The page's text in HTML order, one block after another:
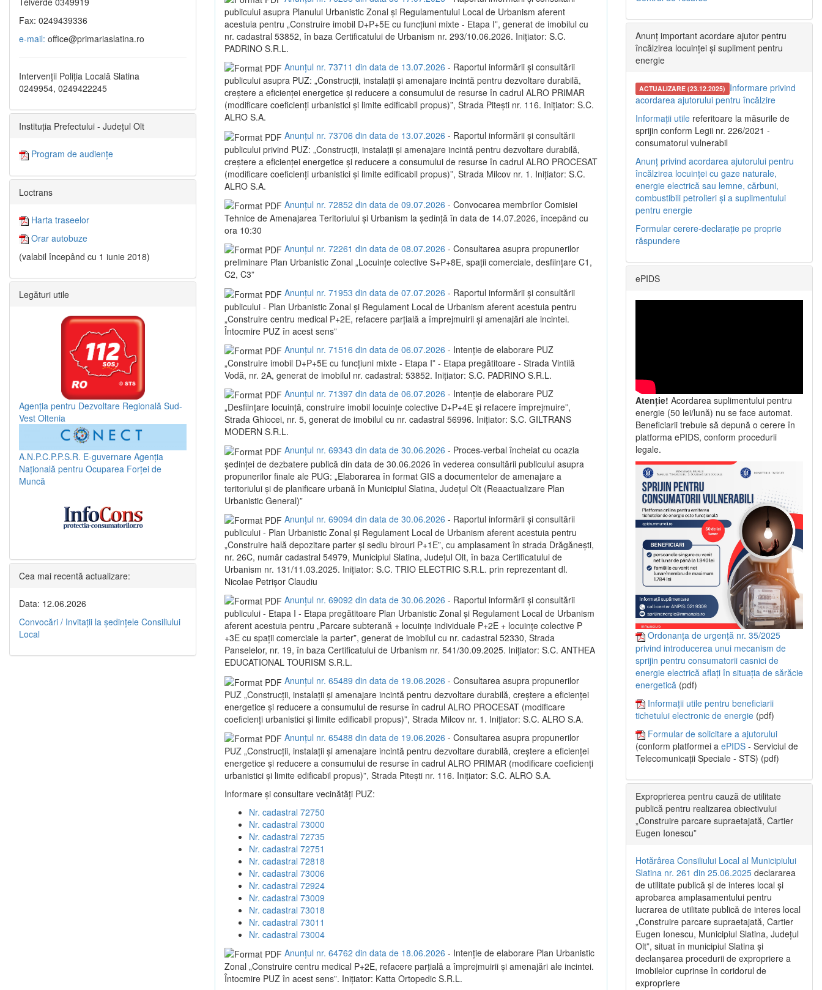
publicului asupra Planului Urbanistic Zonal și Regulamentului Local de Urbanism aferent
acestuia pentru „Construire imobil D+P+5E cu funcțiuni mixte - Etapa I”, generat de imobilul cu
nr. cadastral 53852, în baza Certificatului de Urbanism nr. 293/10.06.2026. Inițiator: S.C.
PADRINO S.R.L.
Anunțul nr. 73711 din data de 13.07.2026 - Raportul informării și consultării
publicului asupra PUZ: „Construcții, instalații și amenajare incintă pentru dezvoltare durabilă,
creștere a eficienței energetice și reducere a consumului de resurse în cadrul ALRO PRIMAR
(modificare coeficienți urbanistici și limite edificabil propus)”, Strada Pitești nr. 116. Inițiator: S.C.
ALRO S.A.
Anunțul nr. 73706 din data de 13.07.2026 - Raportul informării și consultării
publicului privind PUZ: „Construcții, instalații și amenajare incintă pentru dezvoltare durabilă,
creștere a eficienței energetice și reducere a consumului de resurse în cadrul ALRO PROCESAT
(modificare coeficienți urbanistici și limite edificabil propus)”, Strada Milcov nr. 1. Inițiator: S.C.
ALRO S.A.
Anunțul nr. 72852 din data de 09.07.2026 - Convocarea membrilor Comisiei
Tehnice de Amenajarea Teritoriului și Urbanism la ședință în data de 14.07.2026, începând cu
ora 10:30
Anunțul nr. 72261 din data de 08.07.2026 - Consultarea asupra propunerilor
preliminare Plan Urbanistic Zonal „Locuințe colective S+P+8E, spații comerciale, desființare C1,
C2, C3”
Anunțul nr. 71953 din data de 07.07.2026 - Raportul informării și consultării
publicului - Plan Urbanistic Zonal și Regulament Local de Urbanism aferent acestuia pentru
„Construire centru medical P+2E, refacere parțială a împrejmuirii și amenajări ale incintei.
Întocmire PUZ în acest sens”
Anunțul nr. 71516 din data de 06.07.2026 - Intenție de elaborare PUZ
„Construire imobil D+P+5E cu funcțiuni mixte - Etapa I” - Etapa pregătitoare - Strada Vintilă
Vodă, nr. 2A, generat de imobilul nr. cadastral: 53852. Inițiator: S.C. PADRINO S.R.L.
Anunțul nr. 71397 din data de 06.07.2026 - Intenție de elaborare PUZ
„Desființare locuință, construire imobil locuințe colective D+P+4E și refacere împrejmuire”,
Strada Ghiocei, nr. 5, generat de imobilul cu nr. cadastral 56996. Inițiator: S.C. GILTRANS
MODERN S.R.L.
Anunțul nr. 69343 din data de 30.06.2026 - Proces-verbal încheiat cu ocazia
ședinței de dezbatere publică din data de 30.06.2026 în vederea consultării publicului asupra
propunerilor finale ale PUG: „Elaborarea în format GIS a documentelor de amenajare a
teritoriului și de planificare urbană în Municipiul Slatina, Județul Olt (Reaactualizare Plan
Urbanistic General)”
Anunțul nr. 69094 din data de 30.06.2026 - Raportul informării și consultării
publicului - Plan Urbanistic Zonal și Regulament Local de Urbanism aferent acestuia pentru
„Construire hală depozitare parter și sediu birouri P+1E”, cu amplasament în strada Drăgănești,
nr. 26C, număr cadastral 54979, Municipiul Slatina, Județul Olt, în baza Certificatului de
Urbanism nr. 131/11.03.2025. Inițiator: S.C. TRIO ELECTRIC S.R.L. prin reprezentant dl.
Nicolae Petrișor Claudiu
Anunțul nr. 69092 din data de 30.06.2026 - Raportul informării și consultării
publicului - Etapa I - Etapa pregătitoare Plan Urbanistic Zonal și Regulament Local de Urbanism
aferent acestuia pentru „Parcare subterană + locuințe individuale P+2E + locuințe colective P
+3E cu spații comerciale la parter”, generat de imobilul cu nr. cadastral 52330, Strada
Panselelor, nr. 19, în baza Certificatului de Urbanism nr. 541/30.09.2025. Inițiator: S.C. ANTHEA
EDUCATIONAL TOURISM S.R.L.
Anunțul nr. 65489 din data de 19.06.2026 - Consultarea asupra propunerilor
PUZ „Construcții, instalații și amenajare incintă pentru dezvoltare durabilă, creștere a eficienței
energetice și reducere a consumului de resurse în cadrul ALRO PROCESAT (modificare
coeficienți urbanistici și limite edificabil propus)”, Strada Milcov nr. 1. Inițiator: S.C. ALRO S.A.
Anunțul nr. 65488 din data de 19.06.2026 - Consultarea asupra propunerilor
PUZ „Construcții, instalații și amenajare incintă pentru dezvoltare durabilă, creștere a eficienței
energetice și reducere a consumului de resurse în cadrul ALRO PRIMAR (modificare coeficienți
urbanistici și limite edificabil propus)”, Strada Pitești nr. 116. Inițiator: S.C. ALRO S.A.
Informare și consultare vecinătăți PUZ:
Nr. cadastral 72750
Nr. cadastral 73000
Nr. cadastral 72735
Nr. cadastral 72751
Nr. cadastral 72818
Nr. cadastral 73006
Nr. cadastral 72924
Nr. cadastral 73009
Nr. cadastral 73018
Nr. cadastral 73011
Nr. cadastral 73004
Anunțul nr. 64762 din data de 18.06.2026 - Intenție de elaborare Plan Urbanistic
Zonal „Construire centru medical P+2E, refacere parțială a împrejmuirii și amenajări ale incintei.
Întocmire PUZ în acest sens”. Inițiator: Katta Ortopedic S.R.L.
Fax: 0249439336
e-mail: office@primariaslatina.ro
Intervenții Poliția Locală Slatina
0249954, 0249422245
Instituția Prefectului - Județul Olt
Program de audiențe
Loctrans
Harta traseelor
Orar autobuze
(valabil începând cu 1 iunie 2018)
Legături utile
Agenția pentru Dezvoltare Regională Sud-
Vest Oltenia
A.N.P.C.P.P.S.R. E-guvernare Agenția
Națională pentru Ocuparea Forței de
Muncă
Cea mai recentă actualizare:
Data: 12.06.2026
Convocări / Invitaţii la şedinţele Consiliului
Local
Anunț important acordare ajutor pentru
încălzirea locuinței și supliment pentru
energie
ACTUALIZARE (23.12.2025) Informare privind
acordarea ajutorului pentru încălzire
Informații utile referitoare la măsurile de
sprijin conform Legii nr. 226/2021 -
consumatorul vulnerabil
Anunț privind acordarea ajutorului pentru
încălzirea locuinței cu gaze naturale,
energie electrică sau lemne, cărbuni,
combustibili petrolieri și a suplimentului
pentru energie
Formular cerere-declarație pe proprie
răspundere
ePIDS
Atenție! Acordarea suplimentului pentru
energie (50 lei/lună) nu se face automat.
Beneficiarii trebuie să depună o cerere în
platforma ePIDS, conform procedurii
legale.
Ordonanța de urgență nr. 35/2025
privind introducerea unui mecanism de
sprijin pentru consumatorii casnici de
energie electrică aflați în situația de sărăcie
energetică (pdf)
Informații utile pentru beneficiarii
tichetului electronic de energie (pdf)
Formular de solicitare a ajutorului
(conform platformei a ePIDS - Serviciul de
Telecomunicații Speciale - STS) (pdf)
Exproprierea pentru cauză de utilitate
publică pentru realizarea obiectivului
„Construire parcare supraetajată, Cartier
Eugen Ionescu”
Hotărârea Consiliului Local al Municipiului
Slatina nr. 261 din 25.06.2025 declararea
de utilitate publică și de interes local și
aprobarea amplasamentului pentru
lucrarea de utilitate publică de interes local
„Construire parcare supraetajată, Cartier
Eugen Ionescu, Municipiul Slatina, Județul
Olt”, situat în municipiul Slatina și
declanșarea procedurii de expropriere a
imobilelor cuprinse în coridorul de
expropriere